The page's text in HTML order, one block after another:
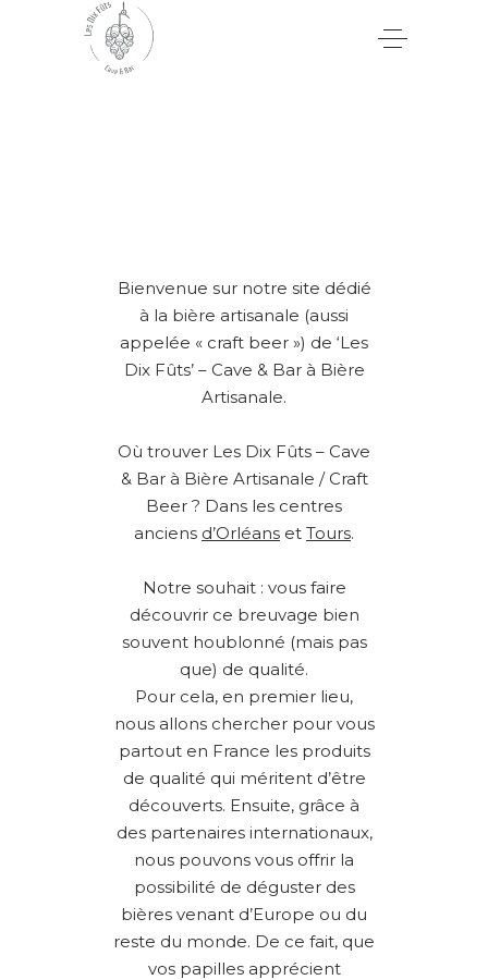
Bienvenue sur notre site dédié
à la bière artisanale (aussi
appelée « craft beer ») de ‘Les
Dix Fûts’ – Cave & Bar à Bière
Artisanale.
Où trouver Les Dix Fûts – Cave
& Bar à Bière Artisanale / Craft
Beer ? Dans les centres
anciens d’Orléans et Tours.
Notre souhait : vous faire
découvrir ce breuvage bien
souvent houblonné (mais pas
que) de qualité.
Pour cela, en premier lieu,
nous allons chercher pour vous
partout en France les produits
de qualité qui méritent d’être
découverts. Ensuite, grâce à
des partenaires internationaux,
nous pouvons vous offrir la
possibilité de déguster des
bières venant d’Europe ou du
reste du monde. De ce fait, que
vos papilles apprécient